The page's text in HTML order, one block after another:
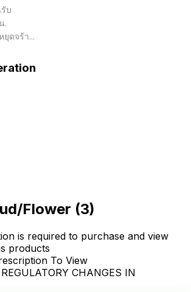
บ
.
ดจร้า...
Flower (3)
is required to purchase and view
products
To View
CHANGES IN